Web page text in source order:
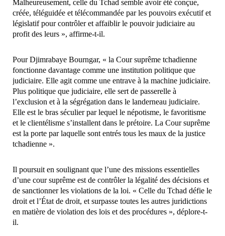
Malheureusement, celle du Tchad semble avoir été conçue,
créée, téléguidée et télécommandée par les pouvoirs exécutif et
législatif pour contrôler et affaiblir le pouvoir judiciaire au
profit des leurs », affirme-t-il.
Pour Djimrabaye Bourngar, « la Cour suprême tchadienne
fonctionne davantage comme une institution politique que
judiciaire. Elle agit comme une entrave à la machine judiciaire.
Plus politique que judiciaire, elle sert de passerelle à
l’exclusion et à la ségrégation dans le landerneau judiciaire.
Elle est le bras séculier par lequel le népotisme, le favoritisme
et le clientélisme s’installent dans le prétoire. La Cour suprême
est la porte par laquelle sont entrés tous les maux de la justice
tchadienne ».
Il poursuit en soulignant que l’une des missions essentielles
d’une cour suprême est de contrôler la légalité des décisions et
de sanctionner les violations de la loi. « Celle du Tchad défie le
droit et l’État de droit, et surpasse toutes les autres juridictions
en matière de violation des lois et des procédures », déplore-t-
il.